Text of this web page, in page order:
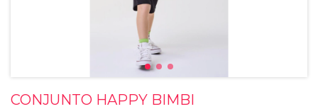
CONJUNTO HAPPY BIMBI